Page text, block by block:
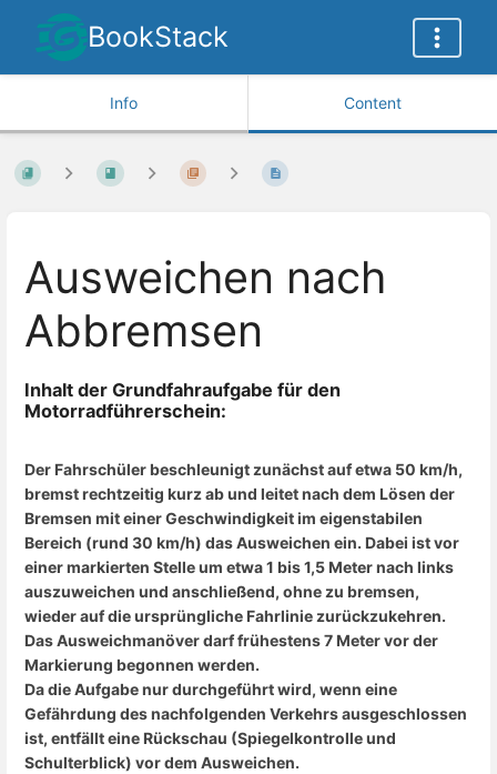
BookStack
Info Content
Ausweichen nach
Abbremsen
Inhalt der Grundfahraufgabe für den
Motorradführerschein:
Der Fahrschüler beschleunigt zunächst auf etwa 50 km/h,
bremst rechtzeitig kurz ab und leitet nach dem Lösen der
Bremsen mit einer Geschwindigkeit im eigenstabilen
Bereich (rund 30 km/h) das Ausweichen ein. Dabei ist vor
einer markierten Stelle um etwa 1 bis 1,5 Meter nach links
auszuweichen und anschließend, ohne zu bremsen,
wieder auf die ursprüngliche Fahrlinie zurückzukehren.
Das Ausweichmanöver darf frühestens 7 Meter vor der
Markierung begonnen werden.
Da die Aufgabe nur durchgeführt wird, wenn eine
Gefährdung des nachfolgenden Verkehrs ausgeschlossen
ist, entfällt eine Rückschau (Spiegelkontrolle und
Schulterblick) vor dem Ausweichen.